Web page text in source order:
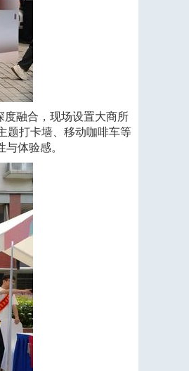
度融合，现场设置大商所
题打卡墙、移动咖啡车等
体验感。